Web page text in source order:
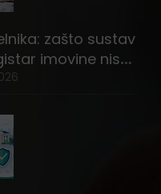
zašto sustav
imovine nisu